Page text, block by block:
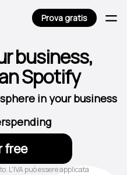
Prova gratis
business,
Spotify
in your business
free
L'IVA può essere applicata